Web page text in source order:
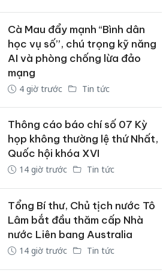
Cà Mau đẩy mạnh “Bình dân
học vụ số”, chú trọng kỹ năng
AI và phòng chống lừa đảo
mạng
4 giờ trước Tin tức
Thông cáo báo chí số 07 Kỳ
họp không thường lệ thứ Nhất,
Quốc hội khóa XVI
14 giờ trước Tin tức
Tổng Bí thư, Chủ tịch nước Tô
Lâm bắt đầu thăm cấp Nhà
nước Liên bang Australia
14 giờ trước Tin tức